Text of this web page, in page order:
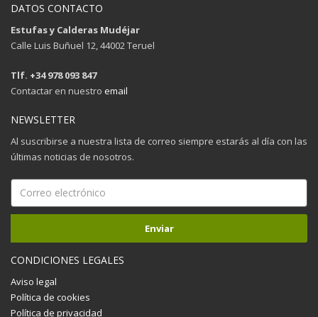
DATOS CONTACTO
Estufas y Calderas Mudéjar
Calle Luis Buñuel 12, 44002 Teruel
Tlf. +34 978 093 847
Contactar en nuestro email
NEWSLETTER
Al suscribirse a nuestra lista de correo siempre estarás al día con las
últimas noticias de nosotros.
CONDICIONES LEGALES
Aviso legal
Política de cookies
Política de privacidad